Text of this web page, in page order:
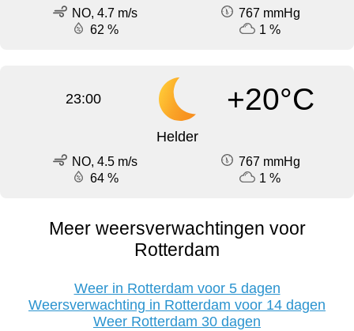
NO, 4.7 m/s
767 mmHg
62 %
1 %
23:00 +20°C
Helder
NO, 4.5 m/s
767 mmHg
64 %
1 %
Meer weersverwachtingen voor
Rotterdam
Weer in Rotterdam voor 5 dagen
Weersverwachting in Rotterdam voor 14 dagen
Weer Rotterdam 30 dagen